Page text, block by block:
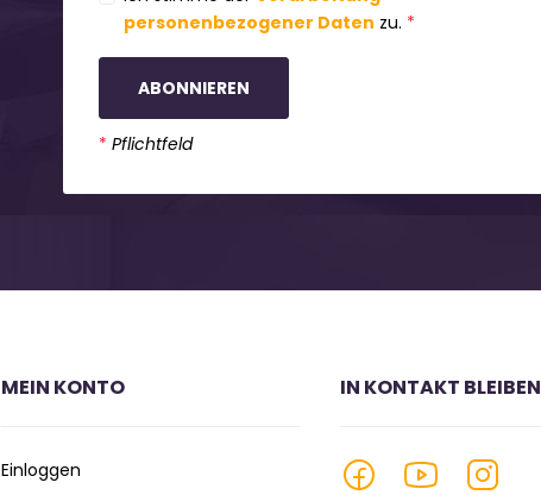
personenbezogener Daten zu. *
ABONNIEREN
* Pflichtfeld
MEIN KONTO
Einloggen
IN KONTAKT BLEIBEN